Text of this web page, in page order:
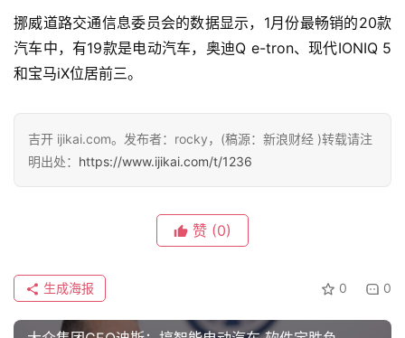
首
智
车
新
能
挪威道路交通信息委员会的数据显示，1月份最畅销的20款
汽车中，有19款是电动汽车，奥迪Q e-tron、现代IONIQ 5
和宝马iX位居前三。
吉开 ijikai.com。发布者：rocky，(稿源：新浪财经 )转载请注
明出处： https://www.ijikai.com/t/1236
赞 (0)
0 0
生成海报